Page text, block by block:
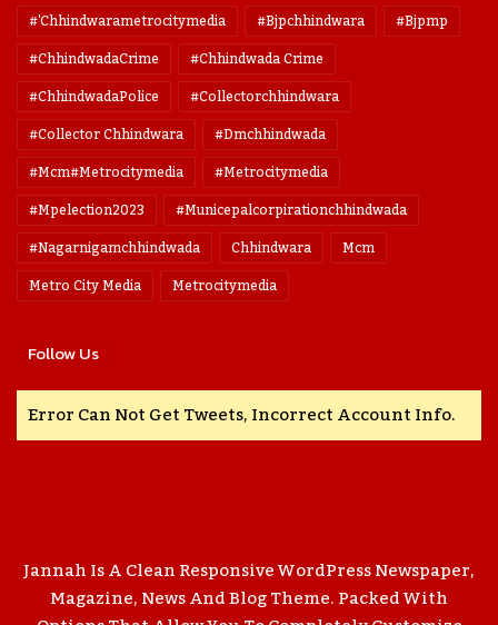
#'chhindwarametrocitymedia #bjpchhindwara
#bjpmp
#ChhindwadaCrime
#Chhindwada Crime
#ChhindwadaPolice
#collectorchhindwara
#collector Chhindwara
#dmchhindwada
#mcm#metrocitymedia
#metrocitymedia
#mpelection2023
#municepalcorpirationchhindwada
#nagarnigamchhindwada
Chhindwara
Mcm
Metro City Media
Metrocitymedia
Follow Us
Error Can Not Get Tweets, Incorrect Account Info.
Jannah Is A Clean Responsive WordPress Newspaper,
Magazine, News And Blog Theme. Packed With